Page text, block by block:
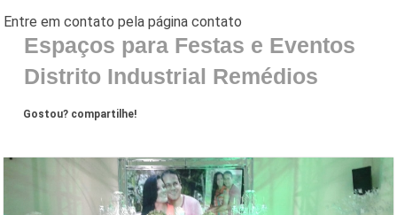
Espaços para Festas e Eventos
Distrito Industrial Remédios
Gostou? compartilhe!